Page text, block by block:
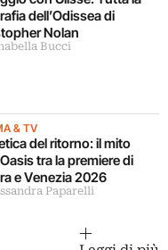
dell’Odissea di
Nolan
Bucci
& TV
del ritorno: il mito
tra la premiere di
e Venezia 2026
Paparelli